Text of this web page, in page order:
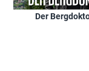
Der